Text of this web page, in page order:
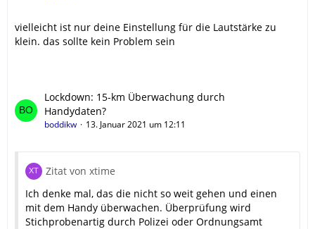
vielleicht ist nur deine Einstellung für die Lautstärke zu
klein. das sollte kein Problem sein
Lockdown: 15-km Überwachung durch
Handydaten?
boddikw 13. Januar 2021 um 12:11
Zitat von xtime
Ich denke mal, das die nicht so weit gehen und einen
mit dem Handy überwachen. Überprüfung wird
Stichprobenartig durch Polizei oder Ordnungsamt